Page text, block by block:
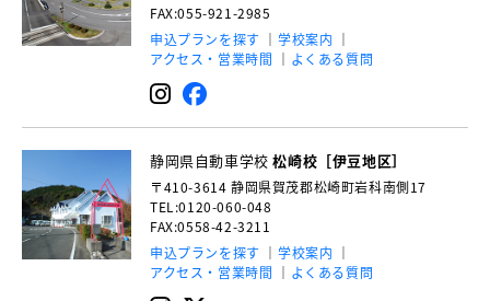
FAX:055-921-2985
申込プランを探す
学校案内
アクセス・営業時間
よくある質問
静岡県自動車学校松崎校［伊豆地区］
〒410-3614 静岡県賀茂郡松崎町岩科南側17
TEL:0120-060-048
FAX:0558-42-3211
申込プランを探す
学校案内
アクセス・営業時間
よくある質問